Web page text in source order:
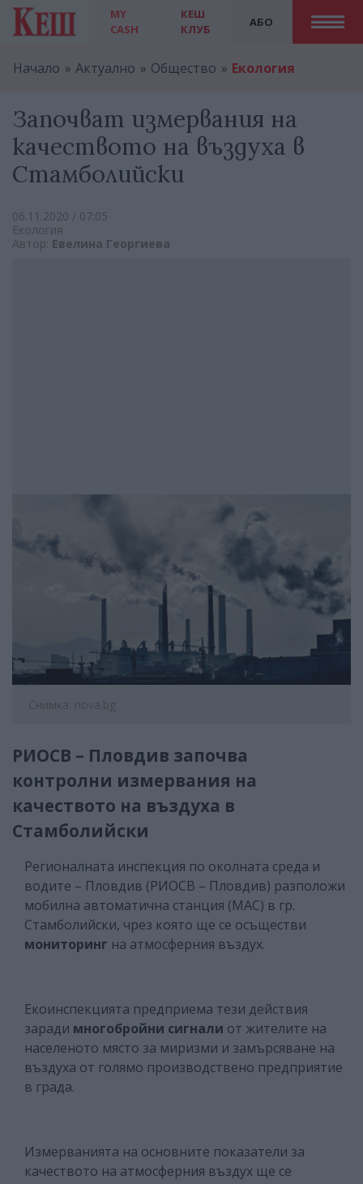
MY
CASH
АБО
КЕШ
КЛУБ
Начало Актуално Общество Екология
Започват измервания на
качеството на въздуха в
Стамболийски
06.11.2020 / 07:05
Екология
Автор: Евелина Георгиева
Снимка: nova.bg
РИОСВ – Пловдив започва
контролни измервания на
качеството на въздуха в
Стамболийски
Регионалната инспекция по околната среда и
водите – Пловдив (РИОСВ – Пловдив) разположи
мобилна автоматична станция (МАС) в гр.
Стамболийски, чрез която ще се осъществи
мониторинг на атмосферния въздух.
Екоинспекцията предприема тези действия
заради многобройни сигнали от жителите на
населеното място за миризми и замърсяване на
въздуха от голямо производствено предприятие
в града.
Измерванията на основните показатели за
качеството на атмосферния въздух ще се